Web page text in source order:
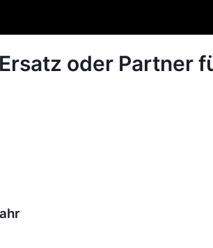
oder Partner